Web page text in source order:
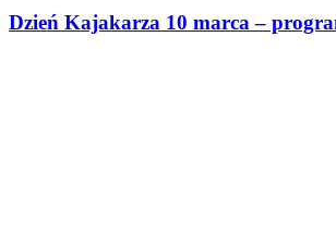
Dzień Kajakarza 10 marca –